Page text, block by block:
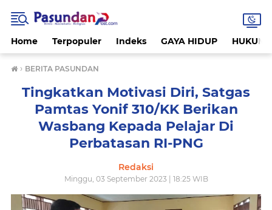
Home Terpopuler Indeks GAYA HIDUP HUKUM
› BERITA PASUNDAN
Tingkatkan Motivasi Diri, Satgas
Pamtas Yonif 310/KK Berikan
Wasbang Kepada Pelajar Di
Perbatasan RI-PNG
Redaksi
Minggu, 03 September 2023 | 18:25 WIB